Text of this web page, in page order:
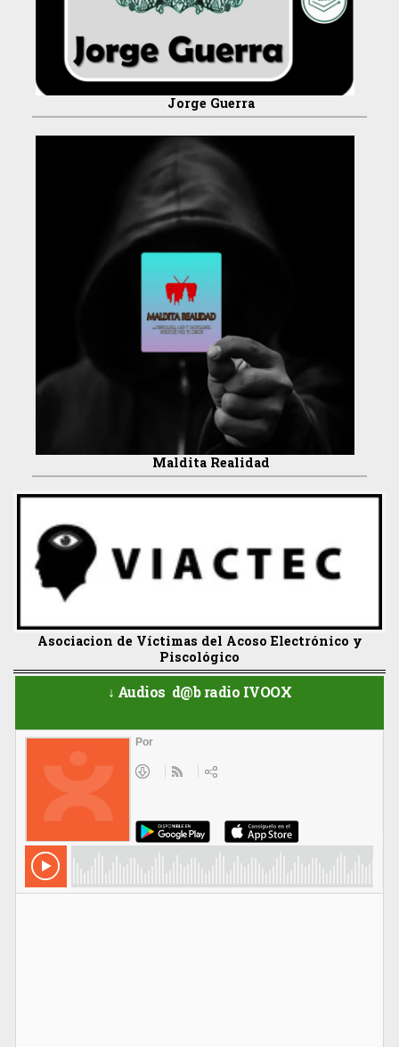
Jorge Guerra
Maldita Realidad
Asociacion de Víctimas del Acoso Electrónico y
Piscológico
↓ Audios d@b radio IVOOX